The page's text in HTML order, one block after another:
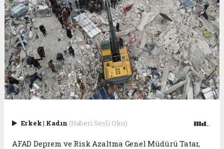
Erkek| Kadın (Haberi Sesli Oku)
AFAD Deprem ve Risk Azaltma Genel Müdürü Tatar,